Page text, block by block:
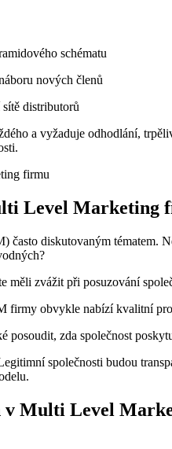
schématu
nových členů
distributorů
a vyžaduje odhodlání,
Level Marketing
často diskutovaným tématem.
měli zvážit při posuzování
firmy‍ obvykle⁣ nabízí⁣ kvalitní
posoudit, zda společnost
společnosti budou
v Multi ‌Level